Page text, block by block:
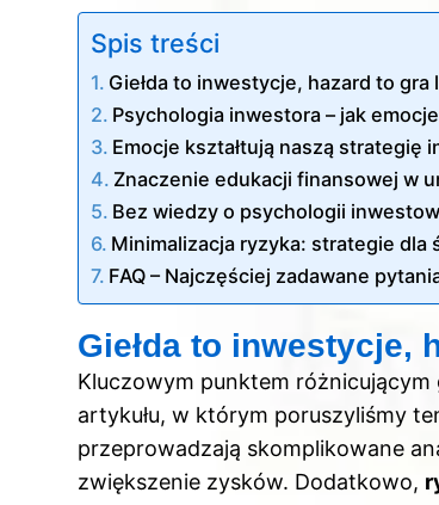
Spis treści
Giełda to inwestycje, hazard to gra
Psychologia inwestora – jak
Emocje kształtują naszą strategię
Znaczenie edukacji finansowej w
Bez wiedzy o psychologii
Minimalizacja ryzyka: strategie dla
FAQ – Najczęściej zadawane
Giełda to inwestycje,
Kluczowym punktem różnicującym
artykułu, w którym poruszyliśmy
przeprowadzają skomplikowane
zwiększenie zysków. Dodatkowo,